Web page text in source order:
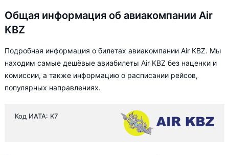
Общая информация об авиакомпании Air
KBZ
Подробная информация о билетах авиакомпании Air KBZ. Мы
находим самые дешёвые авиабилеты Air KBZ без наценки и
комиссии, а также информацию о расписании рейсов,
популярных направлениях.
Код ИАТА: K7